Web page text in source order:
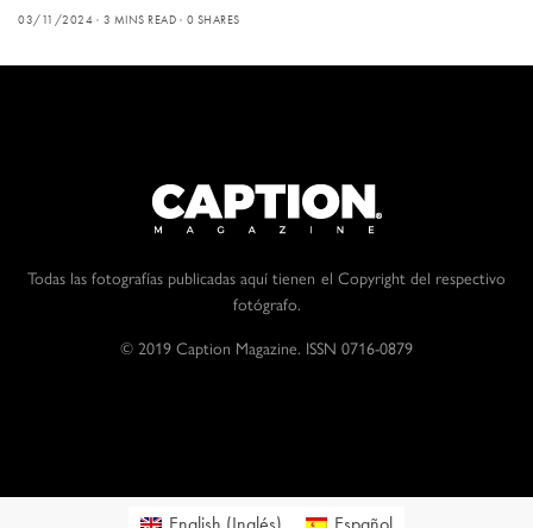
03/11/2024 3 MINS READ 0 SHARES
Todas las fotografías publicadas aquí tienen el Copyright del respectivo
fotógrafo.
© 2019 Caption Magazine. ISSN 0716-0879